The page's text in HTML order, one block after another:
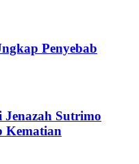
Penyebab
Jenazah Sutrimo
Kematian